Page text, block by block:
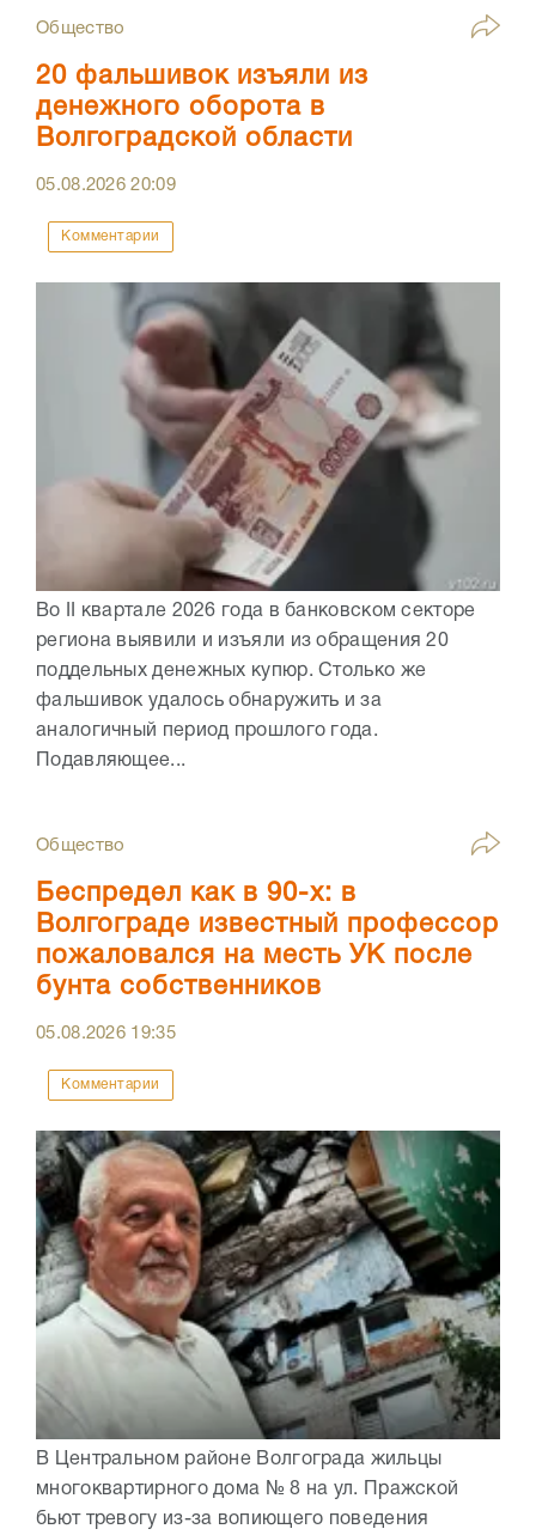
Общество
20 фальшивок изъяли из
денежного оборота в
Волгоградской области
05.08.202620:09
Комментарии
Во II квартале 2026 года в банковском секторе
региона выявили и изъяли из обращения 20
поддельных денежных купюр. Столько же
фальшивок удалось обнаружить и за
аналогичный период прошлого года.
Подавляющее...
Общество
Беспредел как в 90-х: в
Волгограде известный профессор
пожаловался на месть УК после
бунта собственников
05.08.2026 19:35
Комментарии
В Центральном районе Волгограда жильцы
многоквартирного дома № 8 на ул. Пражской
бьют тревогу из-за вопиющего поведения